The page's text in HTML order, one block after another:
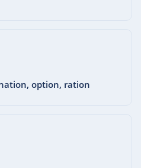
option, ration